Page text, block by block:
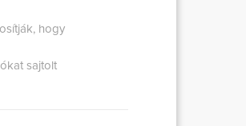
hogy
sajtolt